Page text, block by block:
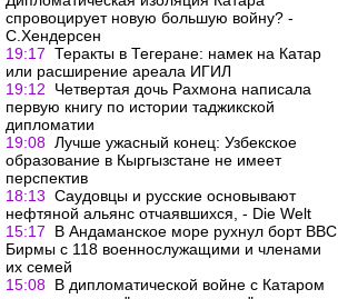
спровоцирует новую большую войну? -
С.Хендерсен
19:17 Теракты в Тегеране: намек на Катар
или расширение ареала ИГИЛ
19:12
Четвертая дочь Рахмона написала
первую книгу по истории таджикской
дипломатии
19:08 Лучше ужасный конец: Узбекское
образование в Кыргызстане не имеет
перспектив
18:13 Саудовцы и русские основывают
нефтяной альянс отчаявшихся, - Die Welt
15:17
В Андаманское море рухнул борт ВВС
Бирмы с 118 военнослужащими и членами
их семей
15:08 В дипломатической войне с Катаром